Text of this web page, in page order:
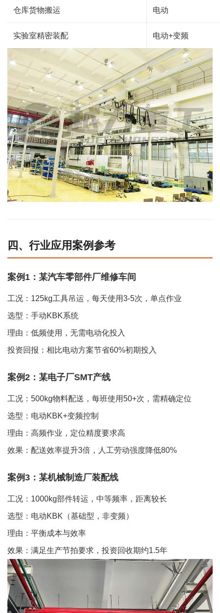
仓库货物搬运 电动
实验室精密装配 电动+变频
四、行业应用案例参考
案例1：某汽车零部件厂维修车间
工况：125kg工具吊运，每天使用3-5次，单点作业
选型：手动KBK系统
理由：低频使用，无需电动化投入
投资回报：相比电动方案节省60%初期投入
案例2：某电子厂SMT产线
工况：500kg物料配送，每班使用50+次，需精确定位
选型：电动KBK+变频控制
理由：高频作业，定位精度要求高
效果：配送效率提升3倍，人工劳动强度降低80%
案例3：某机械制造厂装配线
工况：1000kg部件转运，中等频率，距离较长
选型：电动KBK（基础型，非变频）
理由：平衡成本与效率
效果：满足生产节拍要求，投资回收期约1.5年